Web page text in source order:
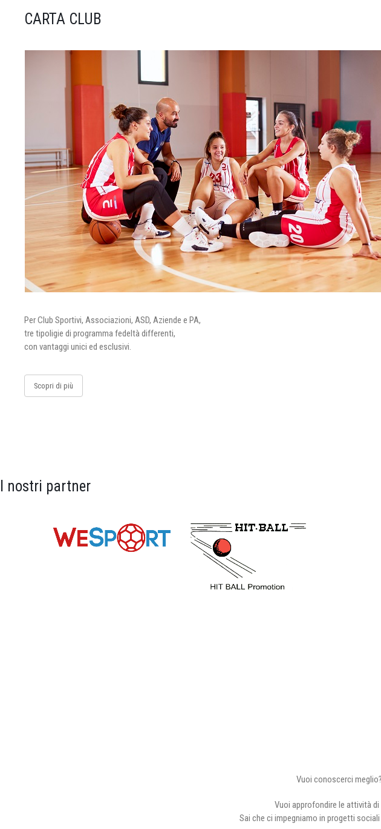
CARTA CLUB
Per Club Sportivi, Associazioni, ASD, Aziende e PA,
tre tipoligie di programma fedeltà differenti,
con vantaggi unici ed esclusivi.
Scopri di più
I nostri partner
Vuoi conoscerci
Vuoi approfondire le attività
Sai che ci impegniamo in progetti